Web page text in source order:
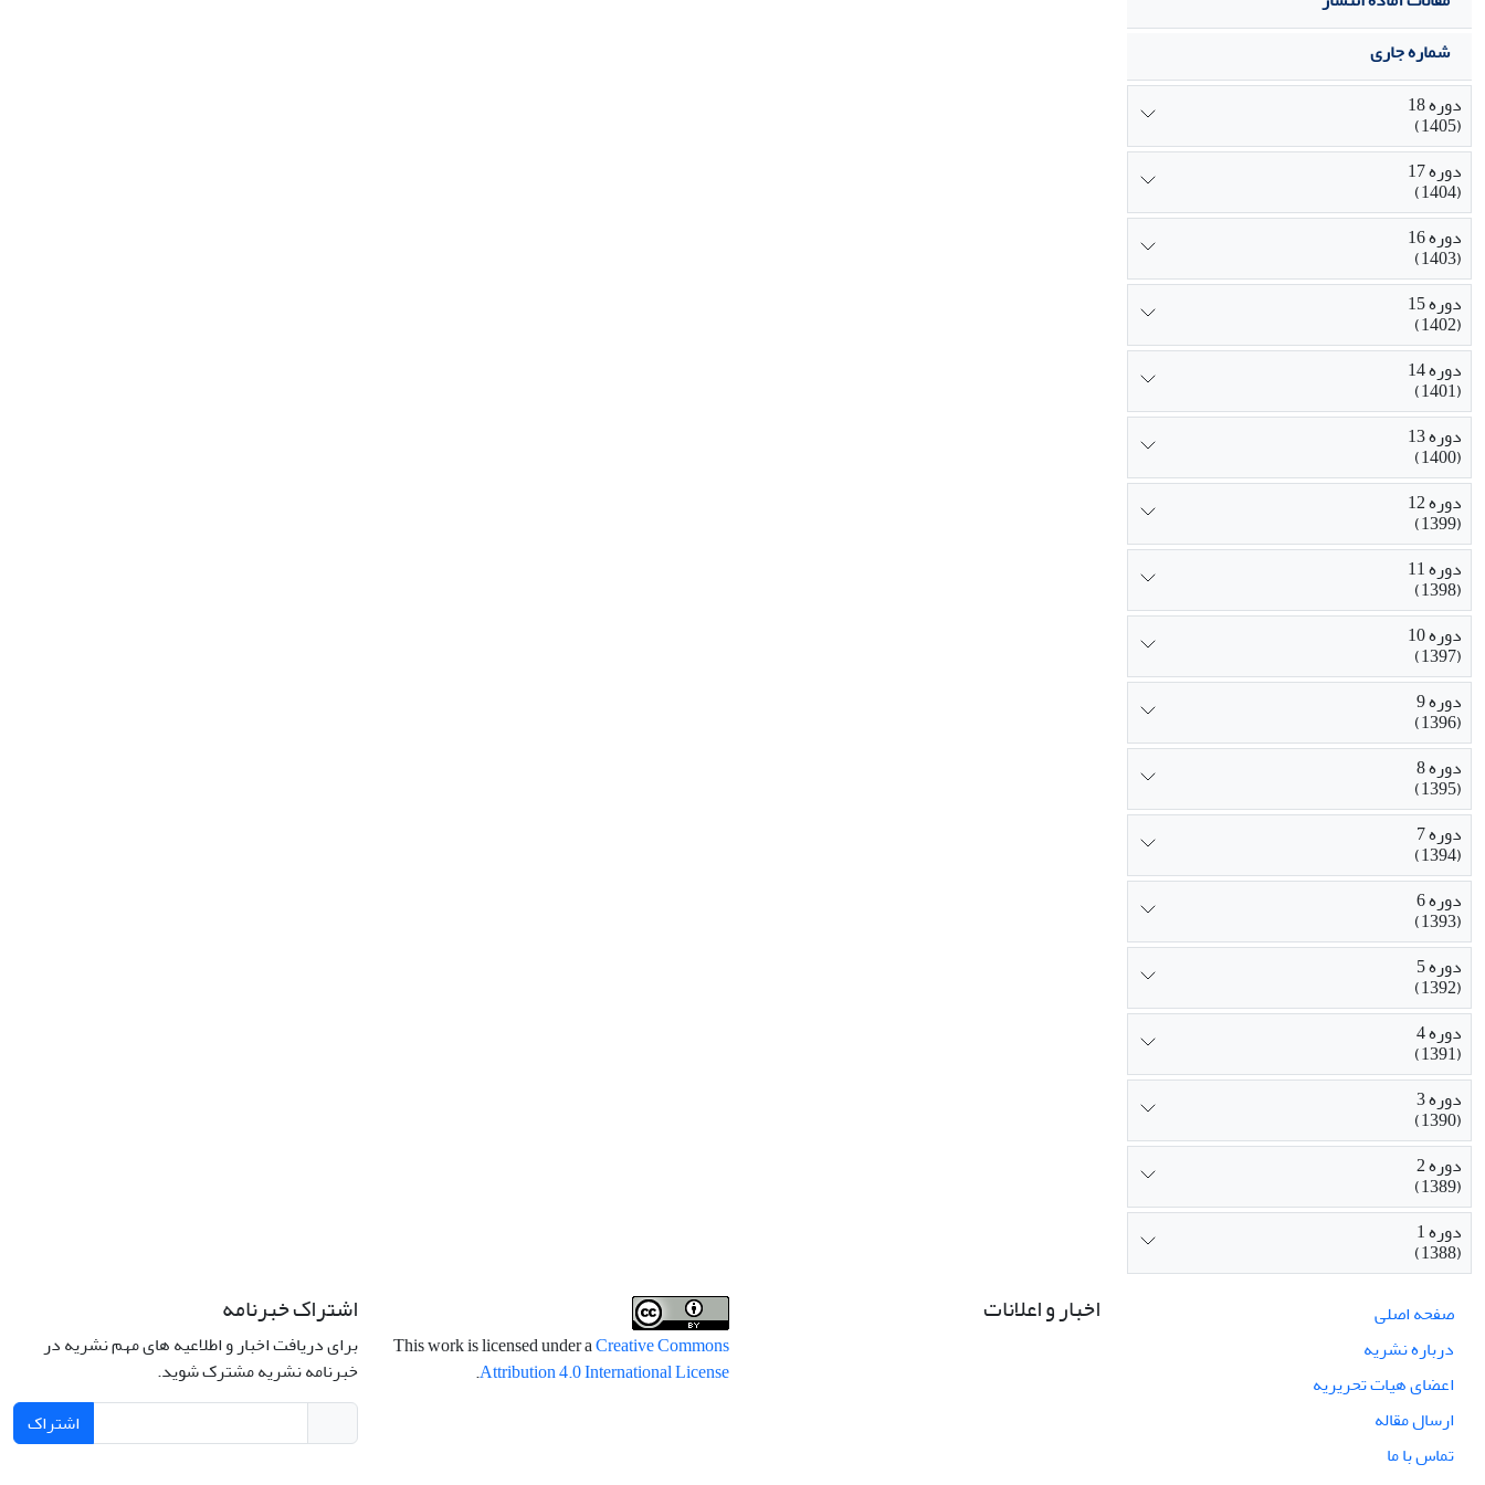
شماره جاری
دوره 18
(1405)
دوره 17
(1404)
دوره 16
(1403)
دوره 15
(1402)
دوره 14
(1401)
دوره 13
(1400)
دوره 12
(1399)
دوره 11
(1398)
دوره 10
(1397)
دوره 9
(1396)
دوره 8
(1395)
دوره 7
(1394)
دوره 6
(1393)
دوره 5
(1392)
دوره 4
(1391)
دوره 3
(1390)
دوره 2
(1389)
دوره 1
(1388)
صفحه اصلی
درباره نشریه
اعضای هیات تحریریه
ارسال مقاله
تماس با ما
اخبار و اعلانات
This work is licensed under aCreative Commons
Attribution 4.0 International License
.
اشتراک خبرنامه
برای دریافت اخبار و اطلاعیه های مهم نشریه در
خبرنامه نشریه مشترک شوید.
اشتراک